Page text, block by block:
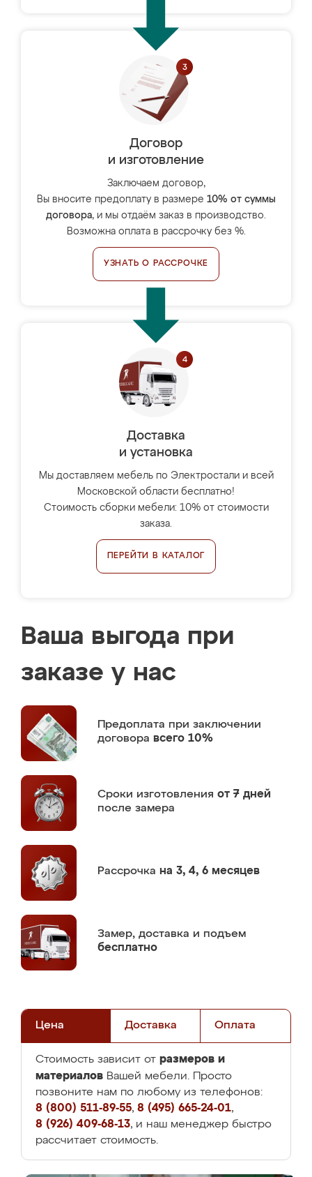
Договор
и изготовление
Заключаем договор,
Вы вносите предоплату в размере 10% от суммы
договора, и мы отдаём заказ в производство.
Возможна оплата в рассрочку без %.
УЗНАТЬ О РАССРОЧКЕ
Доставка
и установка
Мы доставляем мебель по Электростали и всей
Московской области бесплатно!
Стоимость сборки мебели: 10% от стоимости
заказа.
ПЕРЕЙТИ В КАТАЛОГ
Ваша выгода при
заказе у нас
Предоплата при заключении
договора всего 10%
Сроки изготовления от 7 дней
после замера
Рассрочка на 3, 4, 6 месяцев
Замер, доставка и подъем
бесплатно
Цена Доставка Оплата
Стоимость зависит от размеров и
материалов Вашей мебели. Просто
позвоните нам по любому из телефонов:
8 (800) 511-89-55, 8 (495) 665-24-01,
8 (926) 409-68-13, и наш менеджер быстро
рассчитает стоимость.